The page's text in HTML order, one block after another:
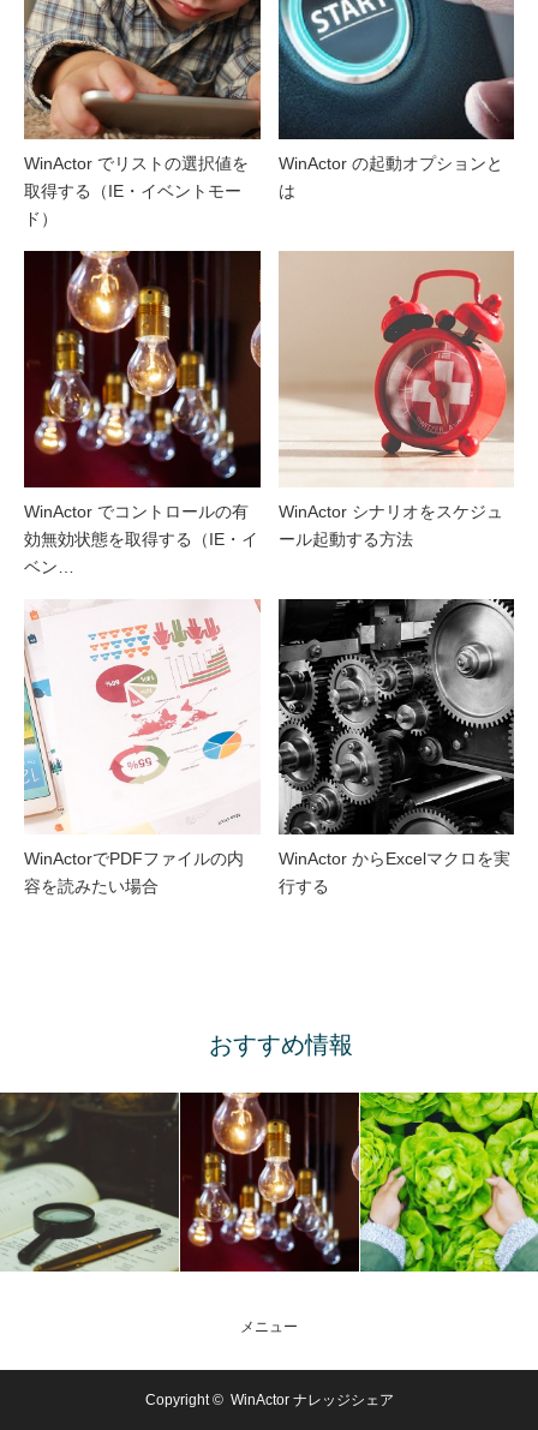
WinActor でリストの選択値を
取得する（IE・イベントモー
ド）
WinActor の起動オプションと
は
WinActor でコントロールの有
効無効状態を取得する（IE・イ
ベン…
WinActor シナリオをスケジュ
ール起動する方法
WinActorでPDFファイルの内
容を読みたい場合
WinActor からExcelマクロを実
行する
おすすめ情報
メニュー
Copyright © WinActor ナレッジシェア